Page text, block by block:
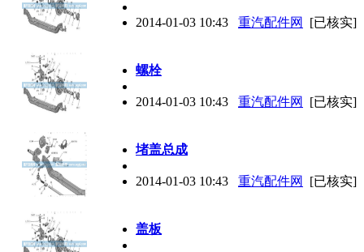
2014-01-03 10:43 重汽配件网 [已核实]
螺栓
2014-01-03 10:43 重汽配件网 [已核实]
堵盖总成
2014-01-03 10:43 重汽配件网 [已核实]
盖板